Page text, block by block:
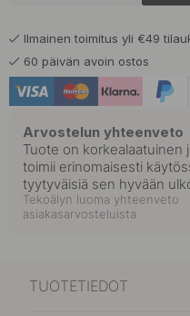
Ilmainen toimitus yli €49
60 päivän avoin ostos
Arvostelun yhteenveto
Tuote on korkealaatuinen
toimii erinomaisesti
tyytyväisiä sen hyvään
Tekoälyn luoma yhteenveto
asiakasarvosteluista
TUOTETIEDOT